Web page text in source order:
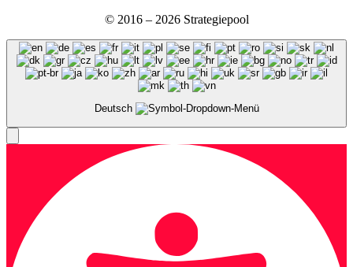
© 2016 – 2026 Stra­te­gie­pool
Deutsch